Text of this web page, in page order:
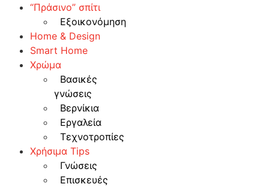
“Πράσινο” σπίτι
Εξοικονόμηση
Home & Design
Smart Home
Χρώμα
Βασικές
γνώσεις
Βερνίκια
Εργαλεία
Τεχνοτροπίες
Χρήσιμα Tips
Γνώσεις
Επισκευές